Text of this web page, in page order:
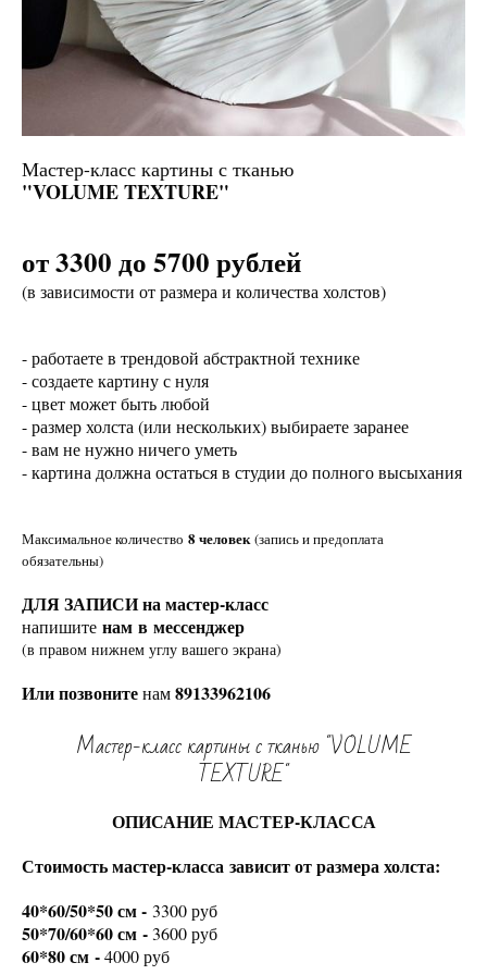
Мастер-класс картины с тканью
"VOLUME TEXTURE"
от 3300 до 5700 рублей
(в зависимости от размера и количества холстов)
- работаете в трендовой абстрактной технике
- создаете картину с нуля
- цвет может быть любой
- размер холста (или нескольких) выбираете заранее
- вам не нужно ничего уметь
- картина должна остаться в студии до полного высыхания
Максимальное количество 8 человек(запись и предоплата
обязательны)
ДЛЯ ЗАПИСИ на мастер-класс
напишите нам в мессенджер
(в правом нижнем углу вашего экрана)
Или позвонитенам89133962106
Мастер-класс картины с тканью "VOLUME
TEXTURE"
ОПИСАНИЕ МАСТЕР-КЛАССА
Стоимость мастер-класса зависит от размера холста:
40*60/50*50 см - 3300 руб
50*70/60*60 см -3600 руб
60*80 см -4000 руб